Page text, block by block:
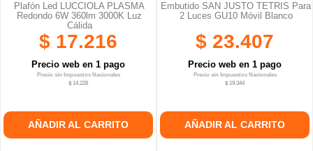
Plafón Led LUCCIOLA PLASMA
Redondo 6W 360lm 3000K Luz
Cálida
$ 17.216
Precio web en 1 pago
Precio sin Impuestos Nacionales
$ 14.228
AÑADIR AL CARRITO
Embutido SAN JUSTO TETRIS Para
2 Luces GU10 Móvil Blanco
$ 23.407
Precio web en 1 pago
Precio sin Impuestos Nacionales
$ 19.344
AÑADIR AL CARRITO